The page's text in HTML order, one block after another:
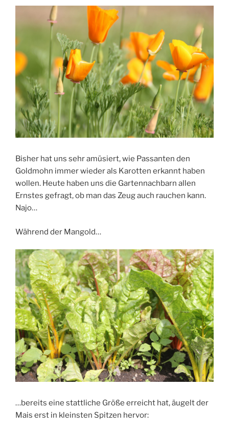
Bisher hat uns sehr amüsiert, wie Passanten den
Goldmohn immer wieder als Karotten erkannt haben
wollen. Heute haben uns die Gartennachbarn allen
Ernstes gefragt, ob man das Zeug auch rauchen kann.
Najo…
Während der Mangold…
…bereits eine stattliche Größe erreicht hat, äugelt der
Mais erst in kleinsten Spitzen hervor: